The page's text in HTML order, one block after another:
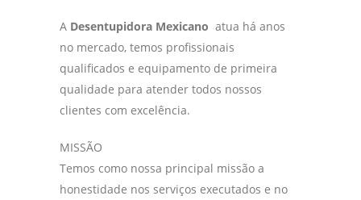
A Desentupidora Mexicano atua há anos
no mercado, temos profissionais
qualificados e equipamento de primeira
qualidade para atender todos nossos
clientes com excelência.
MISSÃO
Temos como nossa principal missão a
honestidade nos serviços executados e no